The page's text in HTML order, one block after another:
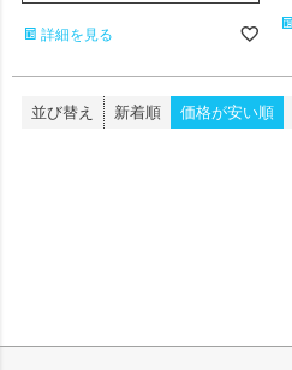
詳細を見る
並び替え 新着順 価格が安い順